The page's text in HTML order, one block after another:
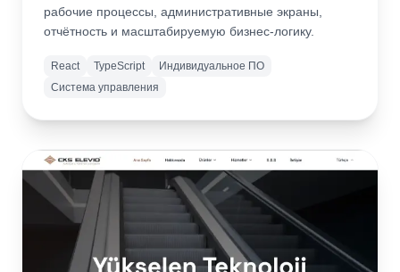
рабочие процессы, административные экраны,
отчётность и масштабируемую бизнес-логику.
React TypeScript
Индивидуальное ПО
Система управления
сайт